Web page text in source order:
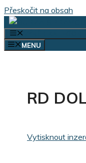
Přeskočit na obsah
MENU
RD
Vytisknout